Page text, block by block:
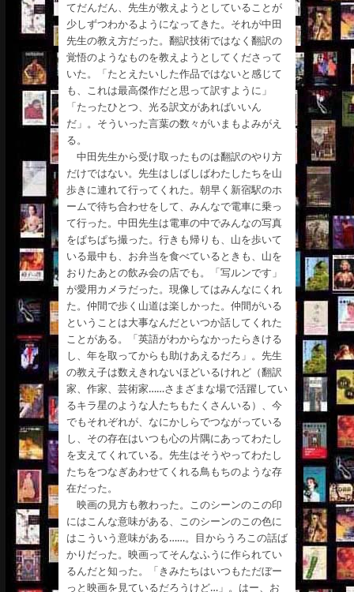
てだんだん、先生が教えようとしていることが
少しずつわかるようになってきた。それが中田
先生の教え方だった。翻訳技術ではなく翻訳の
覚悟のようなものを教えようとしてくださって
いた。「たとえたいした作品ではないと感じて
も、これは最高傑作だと思って訳すように」
「たったひとつ、光る訳文があればいいん
だ」。そういった言葉の数々がいまもよみがえ
る。
中田先生から受け取ったものは翻訳のやり方
だけではない。先生はしばしばわたしたちを山
歩きに連れて行ってくれた。朝早く新宿駅のホ
ームで待ち合わせをして、みんなで電車に乗っ
て行った。中田先生は電車の中でみんなの写真
をぱちぱち撮った。行きも帰りも、山を歩いて
いる最中も、お弁当を食べているときも、山を
おりたあとの飲み会の店でも。「写ルンです」
が愛用カメラだった。現像してはみんなにくれ
た。仲間で歩く山道は楽しかった。仲間がいる
ということは大事なんだといつか話してくれた
ことがある。「英語がわからなかったらきける
し、年を取ってからも助けあえるだろ」。先生
の教え子は数えきれないほどいるけれど（翻訳
家、作家、芸術家……さまざまな場で活躍してい
るキラ星のような人たちもたくさんいる）、今
でもそれぞれが、なにかしらでつながっている
し、その存在はいつも心の片隅にあってわたし
を支えてくれている。先生はそうやってわたし
たちをつなぎあわせてくれる鳥もちのような存
在だった。
映画の見方も教わった。このシーンのこの印
にはこんな意味がある、このシーンのこの色に
はこういう意味がある……。目からうろこの話ば
かりだった。映画ってそんなふうに作られてい
るんだと知った。「きみたちはいつもただぼー
っと映画を見ているだろうけど…」。はー、お